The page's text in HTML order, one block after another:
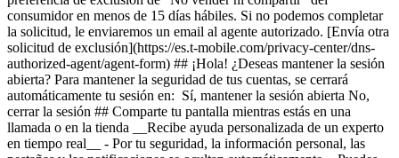
consumidor en menos de 15 días hábiles. Si no podemos completar
la solicitud, le enviaremos un email al agente autorizado. [Envía otra
solicitud de exclusión](https://es.t-mobile.com/privacy-center/dns-
authorized-agent/agent-form) ## ¡Hola! ¿Deseas mantener la sesión
abierta? Para mantener la seguridad de tus cuentas, se cerrará
automáticamente tu sesión en: Sí, mantener la sesión abierta No,
cerrar la sesión ## Comparte tu pantalla mientras estás en una
llamada o en la tienda __Recibe ayuda personalizada de un experto
en tiempo real__ - Por tu seguridad, la información personal, las